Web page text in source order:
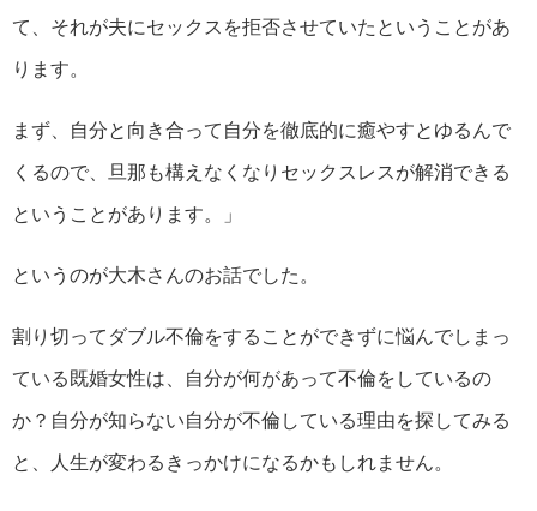
て、それが夫にセックスを拒否させていたということがあ
ります。
まず、自分と向き合って自分を徹底的に癒やすとゆるんで
くるので、旦那も構えなくなりセックスレスが解消できる
ということがあります。」
というのが大木さんのお話でした。
割り切ってダブル不倫をすることができずに悩んでしまっ
ている既婚女性は、自分が何があって不倫をしているの
か？自分が知らない自分が不倫している理由を探してみる
と、人生が変わるきっかけになるかもしれません。